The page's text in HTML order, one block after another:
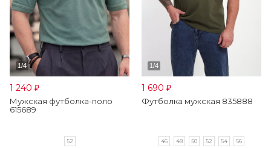
1 240 ₽
Мужская футболка-поло
615689
52
1 690 ₽
Футболка мужская 835888
46 48 50 52 54 56